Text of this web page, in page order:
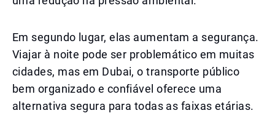
Em segundo lugar, elas aumentam a segurança.
Viajar à noite pode ser problemático em muitas
cidades, mas em Dubai, o transporte público
bem organizado e confiável oferece uma
alternativa segura para todas as faixas etárias.